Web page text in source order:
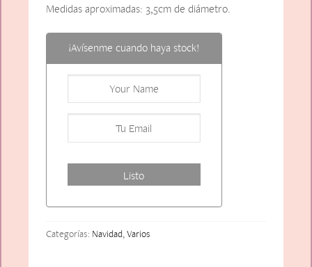
Medidas aproximadas: 3,5cm de diámetro.
¡Avísenme cuando haya stock!
Categorías: Navidad,Varios